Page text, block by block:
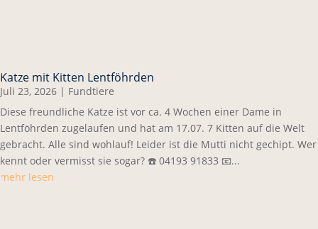
Katze mit Kitten Lentföhrden
Juli 23, 2026 | Fundtiere
Diese freundliche Katze ist vor ca. 4 Wochen einer Dame in
Lentföhrden zugelaufen und hat am 17.07. 7 Kitten auf die Welt
gebracht. Alle sind wohlauf! Leider ist die Mutti nicht gechipt. Wer
kennt oder vermisst sie sogar? ☎️ 04193 91833 📧...
mehr lesen